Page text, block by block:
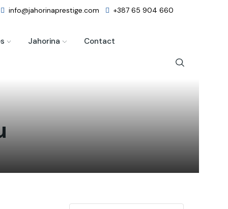
info@jahorinaprestige.com +387 65 904 660
Jahorina Contact